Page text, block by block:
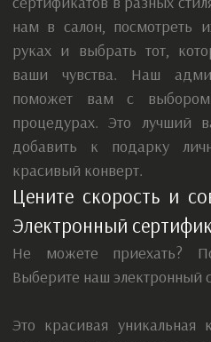
вы его не получили — пожалуйста,
Это красивая уникальная картинка
стильно оформленная, с
номиналом или спа-риуталом.
Мы создадим и отправим его на
заказа.
Его легко переслать в любой
соцсеть.